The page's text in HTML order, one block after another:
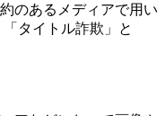
のあるメディアで用い
タイトル詐欺」と